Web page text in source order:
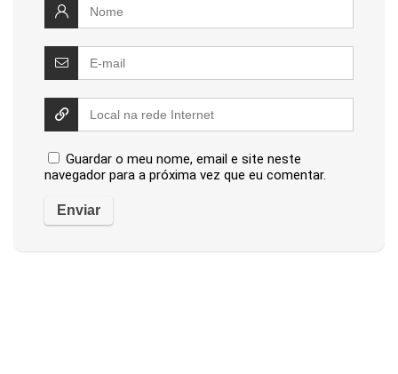
Guardar o meu nome, email e site neste
navegador para a próxima vez que eu comentar.